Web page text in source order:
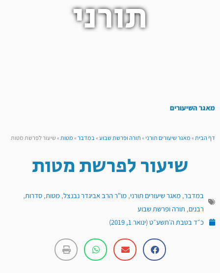
תורני
מאגר השיעורים
דף הבית»מאגר שיעורים תורני»תורה ופרשת שבוע»במדבר»מטות»שיעור לפרשת מטות
שיעור לפרשת מטות
במדבר, מאגר שיעורים תורני, מו"ר הרב אביגדר נבנצל, מטות, סדרות,
רבנים, תורה ופרשת שבוע
כ״ד בטבת ה׳תשע״ט (ינואר 1, 2019)